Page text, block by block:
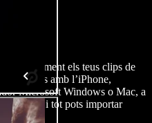
fàcilment els teus clips de
gravats amb l’iPhone,
Microsoft Windows o Mac, a
Fins i tot pots importar